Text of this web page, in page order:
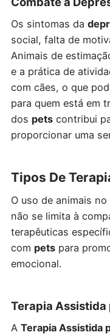
Os sintomas da
social, falta de
Animais de
e a prática de
com cães, o que
para quem está em
dos petscontribui
proporcionar uma
Tipos De
O uso de animais
não se limita à
terapêuticas
com petspara
emocional.
Terapia Assistida
A Terapia Assistida